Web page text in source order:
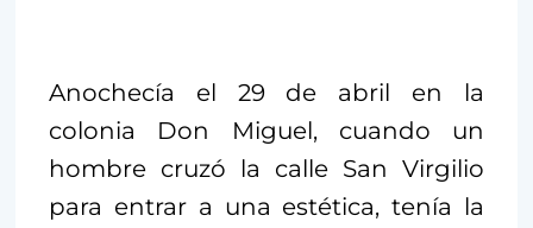
Anochecía el 29 de abril en la
colonia Don Miguel, cuando un
hombre cruzó la calle San Virgilio
para entrar a una estética, tenía la